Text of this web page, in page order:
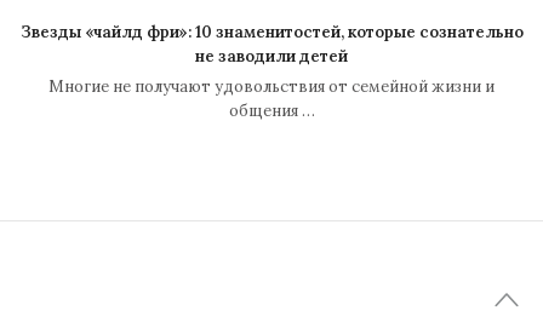
Звезды «чайлд фри»: 10 знаменитостей, которые сознательно
не заводили детей
Многие не получают удовольствия от семейной жизни и
общения …